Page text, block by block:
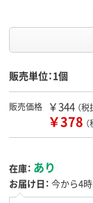
販売単位：1個
販売価格 ￥344 （税
￥378
在庫： あり
お届け日： 今から4